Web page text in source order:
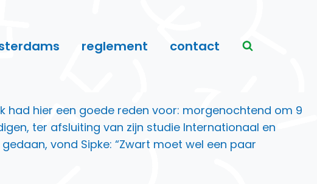
reglement contact
had hier een goede reden voor: morgenochtend om 9
ter afsluiting van zijn studie Internationaal en
vond Sipke: “Zwart moet wel een paar